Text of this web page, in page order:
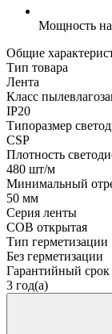
Мощность
Общие
Тип товара
Лента
Класс
IP20
Типоразмер
CSP
Плотность
480 шт/м
Минимальный
50 мм
Серия ленты
COB открытая
Тип герметизации
Без герметизации
Гарантийный срок
3 год(а)